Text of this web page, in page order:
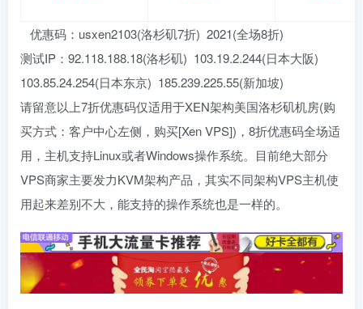
优惠码：usxen2103(洛杉矶7折) 2021(全场8折)
测试IP：92.118.188.18(洛杉矶) 103.19.2.244(日本大阪)
103.85.24.254(日本东京) 185.239.225.55(新加坡)
请留意以上7折优惠码仅适用于XEN架构美国洛杉矶机房(购
买方式：客户中心左侧，购买[Xen VPS])，8折优惠码全场适
用，主机支持Linux或者Windows操作系统。目前绝大部分
VPS商家主要发力KVM架构产品，其实不同架构VPS主机使
用起来差别不大，能支持的操作系统也是一样的。